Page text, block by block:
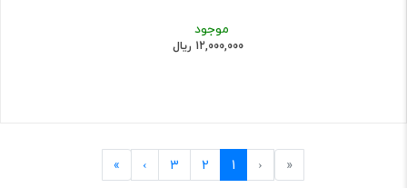
موجود
12,000,000 ریال
«
First
‹
Previous
1
2
3
›
Next
»